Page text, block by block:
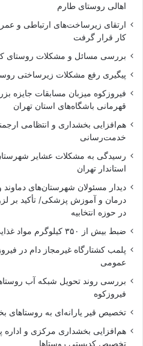
اهالی روستای طارم
ارتقای زیرساخت‌های ارتباطی و
کار قرار گرفت
بررسی مسائل و مشکلات روستای
پیگیری رفع مشکلات زیرساختی
فیروزکوه میزبان مسابقات جایزه
قهرمانی باشگاه‌های استان تهران
هم‌افزایی بخشداری و انتظامی
خدمت‌رسانی
رسیدگی به مشکلات عشایر
استاندار تهران
دیدار مسئولان شهرستان‌های دماوند
درمان و آموزش پزشکی/ تأکید بر
در حوزه انتخابیه
ضبط بیش از ۳۵۰ کیلوگرم مواد غذایی تاریخ‌گذشته در فیروزکوه
پلمب کشتارگاه غیرمجاز دام در
عمومی
بررسی روند تحویل شبکه آب
فیروزکوه
تخصیص قیر یارانه‌ای به روستاهای
هم‌افزایی بخشداری مرکزی و
تخصیص کدپستی روستاها